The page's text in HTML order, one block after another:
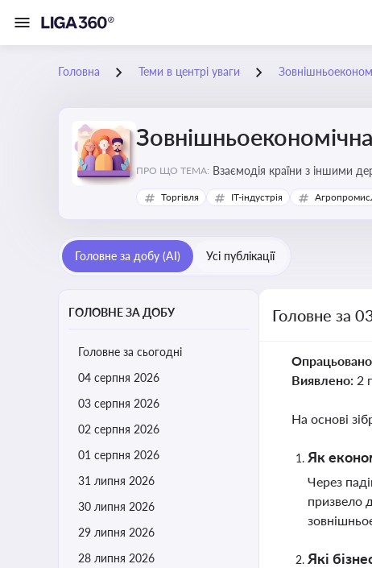
Головна Теми в центрі уваги
Зовнішньоекономічна
ПРО ЩО ТЕМА: Взаємодія країни з іншими
інвестиції, торгівлю, митне
Торгівля IT-індустрія
Головне за добу (AI) Усі публікації
ГОЛОВНЕ ЗА ДОБУ
Головне за сьогодні
04 серпня 2026
03 серпня 2026
02 серпня 2026
01 серпня 2026
31 липня 2026
30 липня 2026
29 липня 2026
28 липня 2026
Головне за
Виявлено: 2
На основі
Як
Через
призвело
Які